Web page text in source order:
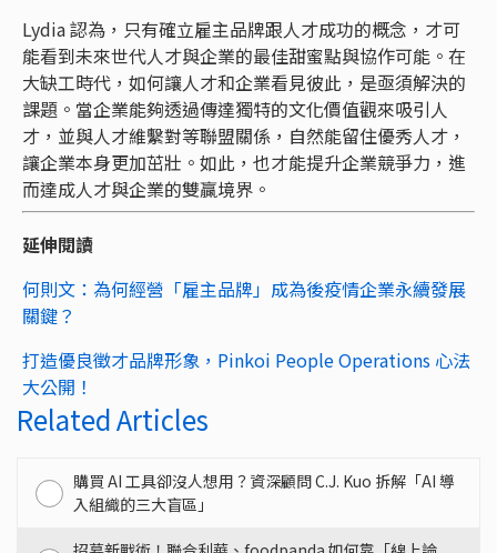
Lydia 認為，只有確立雇主品牌跟人才成功的概念，才可
能看到未來世代人才與企業的最佳甜蜜點與協作可能。在
大缺工時代，如何讓人才和企業看見彼此，是亟須解決的
課題。當企業能夠透過傳達獨特的文化價值觀來吸引人
才，並與人才維繫對等聯盟關係，自然能留住優秀人才，
讓企業本身更加茁壯。如此，也才能提升企業競爭力，進
而達成人才與企業的雙贏境界。
延伸閱讀
何則文：為何經營「雇主品牌」成為後疫情企業永續發展
關鍵？
打造優良徵才品牌形象，Pinkoi People Operations 心法
大公開！
Related Articles
購買 AI 工具卻沒人想用？資深顧問 C.J. Kuo 拆解「AI 導
入組織的三大盲區」